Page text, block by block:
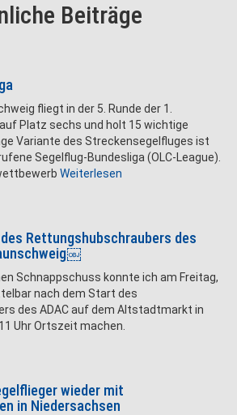
Beiträge
fliegt in der 5. Runde der 1.
Platz sechs und holt 15 wichtige
Variante des Streckensegelfluges ist
Segelflug-Bundesliga (OLC-League).
Weiterlesen
Rettungshubschraubers des
Schnappschuss konnte ich am Freitag,
nach dem Start des
des ADAC auf dem Altstadtmarkt in
Uhr Ortszeit machen.
wieder mit
in Niedersachsen